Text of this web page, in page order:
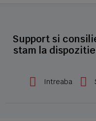
Support si
stam la
Intreaba